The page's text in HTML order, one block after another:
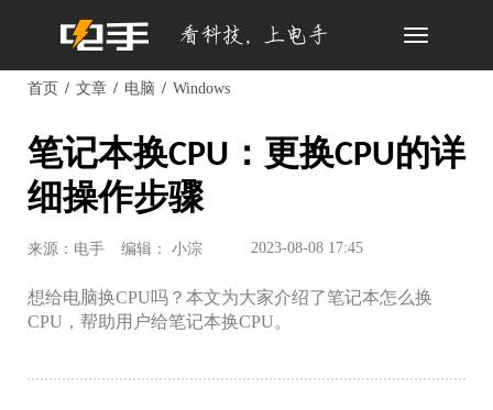
Toggle
首页 文章 电脑 Windows
笔记本换CPU：更换CPU的详
细操作步骤
来源：电手 编辑： 小淙 2023-08-08 17:45
想给电脑换CPU吗？本文为大家介绍了笔记本怎么换
CPU，帮助用户给笔记本换CPU。